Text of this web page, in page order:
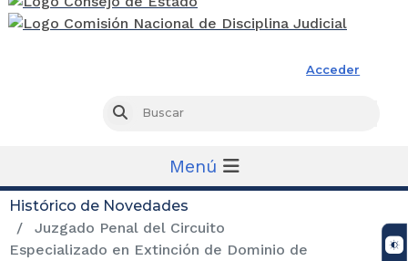
Acceder
Buscar
Menú
Histórico de Novedades
Juzgado Penal del Circuito
Especializado en Extinción de Dominio de